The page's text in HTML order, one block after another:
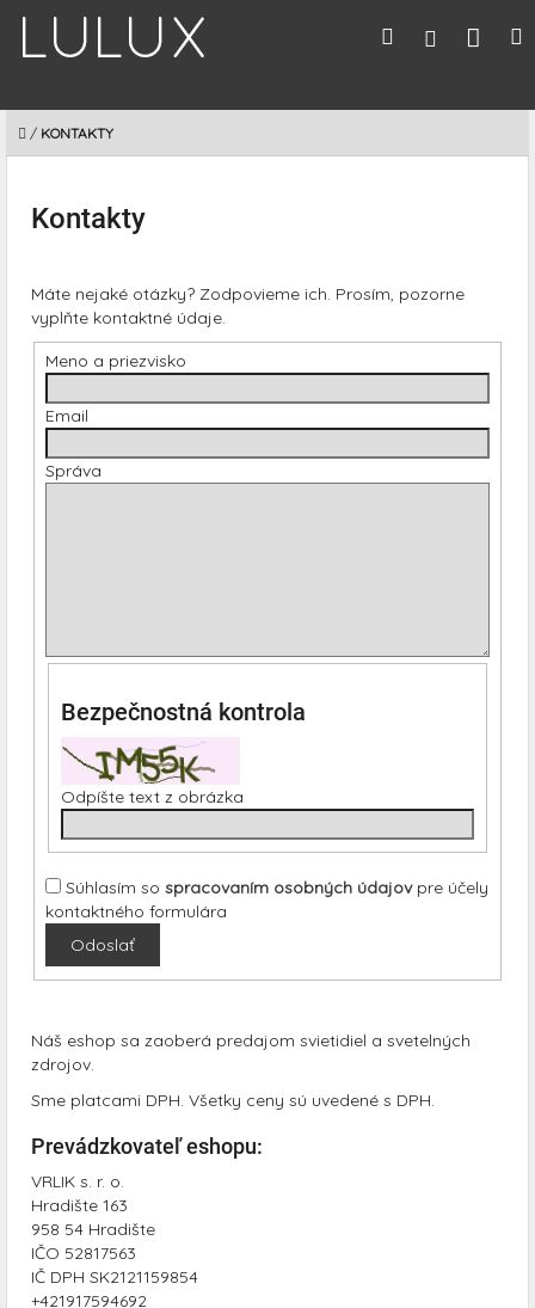
obsah
Hľadať
DOMOV
/ KONTAKTY
Kontakty
Máte nejaké otázky? Zodpovieme ich. Prosím, pozorne
vyplňte kontaktné údaje.
Meno a priezvisko
Email
Správa
Bezpečnostná kontrola
Odpíšte text z obrázka
Súhlasím so spracovaním osobných údajovpre účely
kontaktného formulára
Odoslať
Náš eshop sa zaoberá predajom svietidiel a svetelných
zdrojov.
Sme platcami DPH. Všetky ceny sú uvedené s DPH.
Prevádzkovateľ eshopu:
VRLIK s. r. o.
Hradište 163
958 54 Hradište
IČO 52817563
IČ DPH SK2121159854
+421917594692